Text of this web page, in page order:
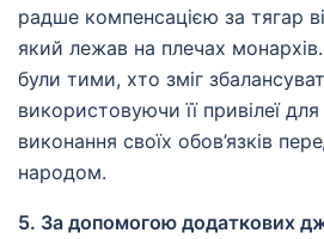
радше компенсацією за тягар
який лежав на плечах монархів.
були тими, хто зміг
використовуючи її привілеї
виконання своїх обов’язків
народом.
5. За допомогою додаткових